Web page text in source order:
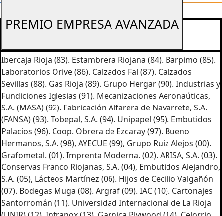
PREMIO EMPRESA AVANZADA
Ibercaja Rioja (83). Estambrera Riojana (84). Barpimo (85).
Laboratorios Orive (86). Calzados Fal (87). Calzados
Sevillas (88). Gas Rioja (89). Grupo Hergar (90). Industrias y
Fundiciones Iglesias (91). Mecanizaciones Aeronaúticas,
S.A. (MASA) (92). Fabricación Alfarera de Navarrete, S.A.
(FANSA) (93). Tobepal, S.A. (94). Unipapel (95). Embutidos
Palacios (96). Coop. Obrera de Ezcaray (97). Bueno
Hermanos, S.A. (98), AYECUE (99), Grupo Ruiz Alejos (00).
Grafometal. (01). Imprenta Moderna. (02). ARISA, S.A. (03).
Conservas Franco Riojanas, S.A. (04), Embutidos Alejandro,
S.A. (05), Lácteos Martínez (06). Hijos de Cecilio Valgañón
(07). Bodegas Muga (08). Argraf (09). IAC (10). Cartonajes
Santorromán (11). Universidad Internacional de La Rioja